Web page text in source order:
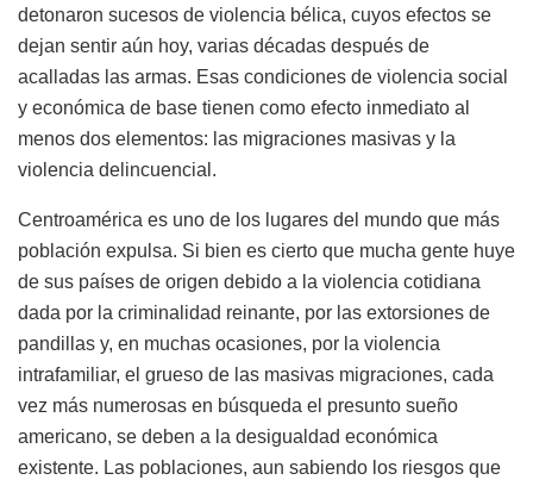
detonaron sucesos de violencia bélica, cuyos efectos se
dejan sentir aún hoy, varias décadas después de
acalladas las armas. Esas condiciones de violencia social
y económica de base tienen como efecto inmediato al
menos dos elementos: las migraciones masivas y la
violencia delincuencial.
Centroamérica es uno de los lugares del mundo que más
población expulsa. Si bien es cierto que mucha gente huye
de sus países de origen debido a la violencia cotidiana
dada por la criminalidad reinante, por las extorsiones de
pandillas y, en muchas ocasiones, por la violencia
intrafamiliar, el grueso de las masivas migraciones, cada
vez más numerosas en búsqueda el presunto sueño
americano, se deben a la desigualdad económica
existente. Las poblaciones, aun sabiendo los riesgos que